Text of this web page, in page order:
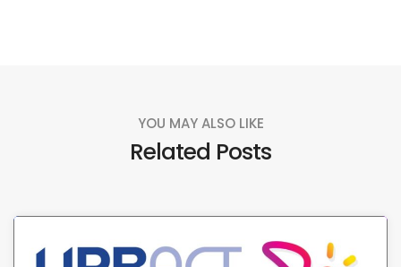
YOU MAY ALSO LIKE
Related Posts